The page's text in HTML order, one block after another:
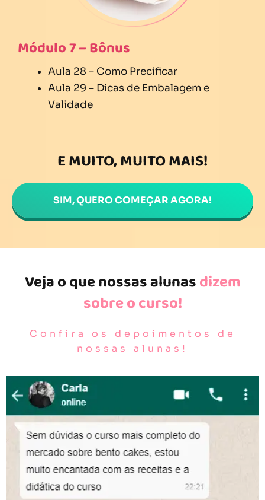
Módulo 7 – Bônus
Aula 28 – Como Precificar
Aula 29 – Dicas de Embalagem e
Validade
E MUITO, MUITO MAIS!
SIM, QUERO COMEÇAR AGORA!
Veja o que nossas alunasdizem
sobre o curso!
Confira os depoimentos de
nossas alunas!